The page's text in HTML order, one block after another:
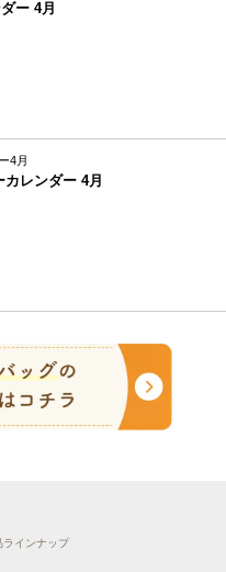
ー 4月
4月
レンダー 4月
ラインナップ